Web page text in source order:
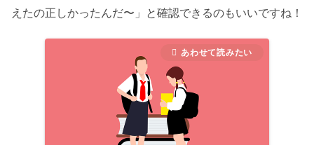
えたの正しかったんだ〜」と確認できるのもいいですね！